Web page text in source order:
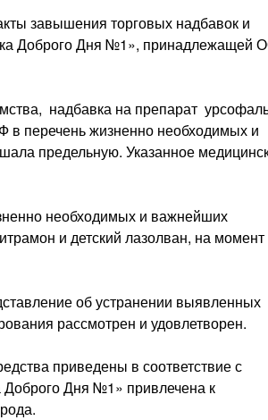
завышения торговых надбавок и
Доброго Дня №1», принадлежащей
надбавка на препарат
перечень жизненно необходимых и
предельную. Указанное
необходимых и важнейших
и детский лазолван, на момент
об устранении выявленных
рассмотрен и удовлетворен.
приведены в соответствие с
Доброго Дня №1» привлечена к